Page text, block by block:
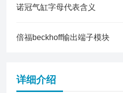
诺冠气缸字母代表含义
倍福beckhoff输出端子模块
详细介绍